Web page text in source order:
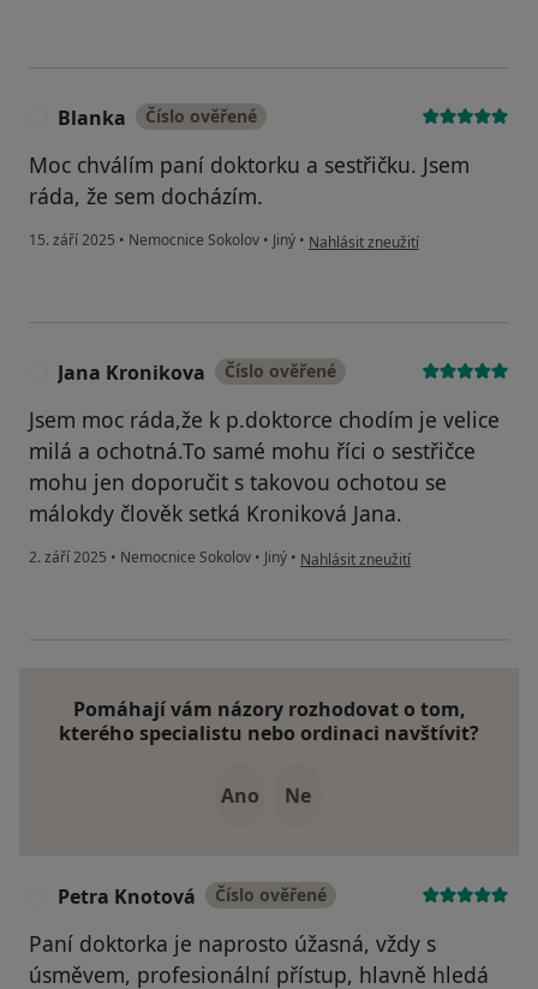
Blanka Číslo ověřené
Moc chválím paní doktorku a sestřičku. Jsem
ráda, že sem docházím.
15. září 2025 • Nemocnice Sokolov • Jiný • podle názoru uživatele Blanka
Nahlásit zneužití
Jana Kronikova Číslo ověřené
Jsem moc ráda,že k p.doktorce chodím je velice
milá a ochotná.To samé mohu říci o sestřičce
mohu jen doporučit s takovou ochotou se
málokdy člověk setká Kroniková Jana.
2. září 2025 • Nemocnice Sokolov • Jiný • podle názoru uživatele Jana
Nahlásit zneužití
Pomáhají vám názory rozhodovat o tom,
kterého specialistu nebo ordinaci navštívit?
Ano Ne
Petra Knotová Číslo ověřené
Paní doktorka je naprosto úžasná, vždy s
úsměvem, profesionální přístup, hlavně hledá